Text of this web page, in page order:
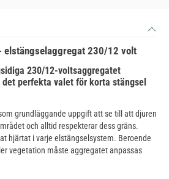
elstängselaggregat 230/12 volt
230/12-voltsaggregatet
det perfekta valet för korta stängsel
grundläggande uppgift att se till att djuren
och alltid respekterar dess gräns.
hjärtat i varje elstängselsystem. Beroende
vegetation måste aggregatet anpassas